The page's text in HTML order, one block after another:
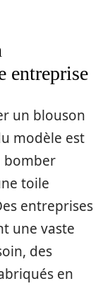
entreprise
un blouson
modèle est
bomber
toile
entreprises
une vaste
des
en